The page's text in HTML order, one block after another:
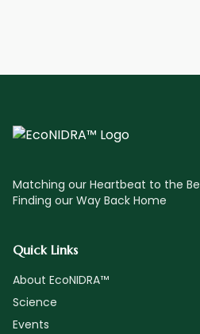
Matching our Heartbeat to the
Finding our Way Back Home
Quick Links
About EcoNIDRA™
Science
Events